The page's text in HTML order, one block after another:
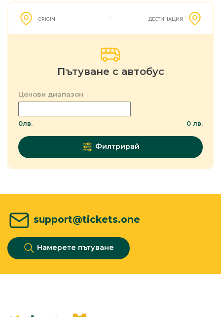
ORIGIN ДЕСТИНАЦИЯ
Пътуване с автобус
Ценови диапазон
0лв. 0 лв.
Филтрирай
support@tickets.one
Намерете пътуване